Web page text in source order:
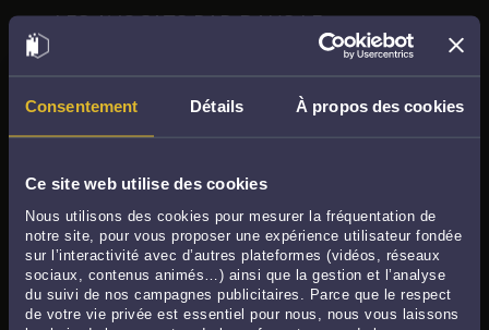
Consentement Détails À propos des cookies
Ce site web utilise des cookies
Nous utilisons des cookies pour mesurer la fréquentation de
notre site, pour vous proposer une expérience utilisateur fondée
sur l’interactivité avec d’autres plateformes (vidéos, réseaux
sociaux, contenus animés…) ainsi que la gestion et l’analyse
du suivi de nos campagnes publicitaires. Parce que le respect
de votre vie privée est essentiel pour nous, nous vous laissons
929
LES AVOCATS PAR DANS LE
419 avocats référencés
Valenciennes (59) : 67 avocats référencés
Roubaix (59) :62 avocats référencés
La Madeleine (59) : 54 avocats référencés
Marcq-en-Baroeul (59) : 49 avocats référencés
Tourcoing (59) :40 avocats référencés
Comines (59) : 3 avocats référencés
Saint-Andre-lez-Lille (59) :3 avocats référencés